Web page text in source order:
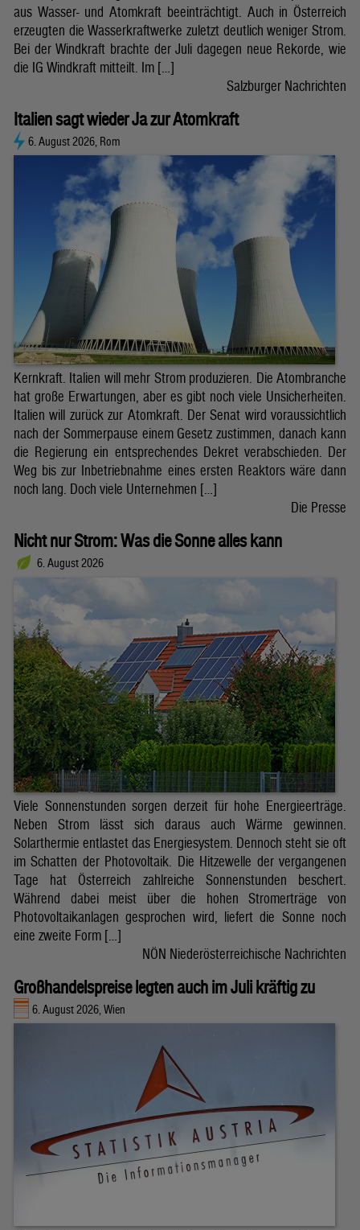
aus Wasser- und Atomkraft beeinträchtigt. Auch in Österreich
erzeugten die Wasserkraftwerke zuletzt deutlich weniger Strom.
Bei der Windkraft brachte der Juli dagegen neue Rekorde, wie
die IG Windkraft mitteilt. Im […]
Salzburger Nachrichten
Italien sagt wieder Ja zur Atomkraft
6. August 2026, Rom
Kernkraft. Italien will mehr Strom produzieren. Die Atombranche
hat große Erwartungen, aber es gibt noch viele Unsicherheiten.
Italien will zurück zur Atomkraft. Der Senat wird voraussichtlich
nach der Sommerpause einem Gesetz zustimmen, danach kann
die Regierung ein entsprechendes Dekret verabschieden. Der
Weg bis zur Inbetriebnahme eines ersten Reaktors wäre dann
noch lang. Doch viele Unternehmen […]
Die Presse
Nicht nur Strom: Was die Sonne alles kann
6. August 2026
Viele Sonnenstunden sorgen derzeit für hohe Energieerträge.
Neben Strom lässt sich daraus auch Wärme gewinnen.
Solarthermie entlastet das Energiesystem. Dennoch steht sie oft
im Schatten der Photovoltaik. Die Hitzewelle der vergangenen
Tage hat Österreich zahlreiche Sonnenstunden beschert.
Während dabei meist über die hohen Stromerträge von
Photovoltaikanlagen gesprochen wird, liefert die Sonne noch
eine zweite Form […]
NÖN Niederösterreichische Nachrichten
Großhandelspreise legten auch im Juli kräftig zu
6. August 2026, Wien